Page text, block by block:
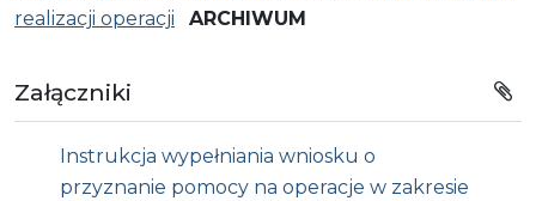
realizacji operacji
ARCHIWUM
Załączniki
Instrukcja wypełniania wniosku o
przyznanie pomocy na operacje w zakresie